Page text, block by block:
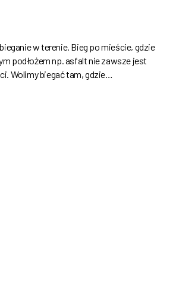
w terenie. Bieg po mieście, gdzie
podłożem np. asfalt nie zawsze jest
Wolimy biegać tam, gdzie…